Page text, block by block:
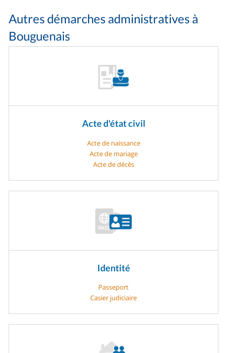
Autres démarches administratives à
Bouguenais
Acte d'état civil
Acte de naissance
Acte de mariage
Acte de décès
Identité
Passeport
Casier judiciaire